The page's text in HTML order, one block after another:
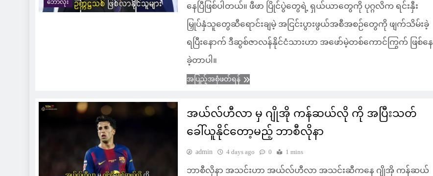
ဘောလုံး
နေပြီဖြစ်ပါတယ်။ ဖီဖာ ပြိုင်ပွဲတွေရဲ့ ရှယ်ယာတွေကို ပုဂ္ဂလိက ရင်းနှီး
မြှုပ်နှံသူတွေဆီရောင်းချမဲ့ အငြင်းပွားဖွယ်အစီအစဉ်တွေကို ဖျက်သိမ်းခဲ့
ရပြီးနောက် ဒီဆွစ်ဇာလန်နိုင်ငံသားဟာ အဖော်မဲ့တစ်ကောင်ကြွက် ဖြစ်နေ
ခဲ့တာပါ။
အပြည့်အစုံဖတ်ရန်
အယ်လ်ဟီလာ မှ ဂျိုအို ကန်ဆယ်လို ကို အပြီးသတ်
ခေါ်ယူနိုင်တော့မည့် ဘာစီလိုနာ
admin 4 days ago 0 1 mins
ဘာစီလိုနာ အသင်းဟာ အယ်လ်ဟီလာ အသင်းဆီကနေ ဂျိုအို ကန်ဆယ်